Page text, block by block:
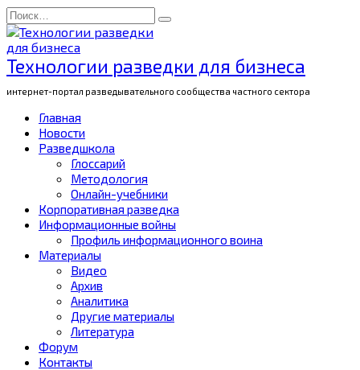
Перейти
к
содержанию
Search
for:
Технологии разведки для бизнеса
интернет-портал разведывательного сообщества частного сектора
Главная
Новости
Разведшкола
Глоссарий
Методология
Онлайн-учебники
Корпоративная разведка
Информационные войны
Профиль информационного воина
Материалы
Видео
Архив
Аналитика
Другие материалы
Литература
Форум
Контакты